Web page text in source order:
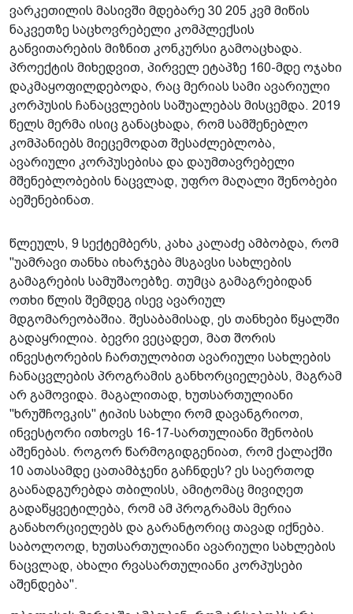
ვარკეთილის მასივში მდებარე 30 205 კვმ მიწის
ნაკვეთზე საცხოვრებელი კომპლექსის
განვითარების მიზნით კონკურსი გამოაცხადა.
პროექტის მიხედვით, პირველ ეტაპზე 160-მდე ოჯახი
დაკმაყოფილდებოდა, რაც მერიას სამი ავარიული
კორპუსის ჩანაცვლების საშუალებას მისცემდა. 2019
წელს მერმა ისიც განაცხადა, რომ სამშენებლო
კომპანიებს მიეცემოდათ შესაძლებლობა,
ავარიული კორპუსებისა და დაუმთავრებელი
მშენებლობების ნაცვლად, უფრო მაღალი შენობები
აეშენებინათ.
წლეულს, 9 სექტემბერს, კახა კალაძე ამბობდა, რომ
"უამრავი თანხა იხარჯება მსგავსი სახლების
გამაგრების სამუშაოებზე. თუმცა გამაგრებიდან
ოთხი წლის შემდეგ ისევ ავარიულ
მდგომარეობაშია. შესაბამისად, ეს თანხები წყალში
გადაყრილია. ბევრი ვეცადეთ, მათ შორის
ინვესტორების ჩართულობით ავარიული სახლების
ჩანაცვლების პროგრამის განხორციელებას, მაგრამ
არ გამოვიდა. მაგალითად, ხუთსართულიანი
"ხრუშჩოვკის" ტიპის სახლი რომ დავანგრიოთ,
ინვესტორი ითხოვს 16-17-სართულიანი შენობის
აშენებას. როგორ წარმოგიდგენიათ, რომ ქალაქში
10 ათასამდე ცათამბჯენი გაჩნდეს? ეს საერთოდ
გაანადგურებდა თბილისს, ამიტომაც მივიღეთ
გადაწყვეტილება, რომ ამ პროგრამას მერია
განახორციელებს და გარანტორიც თავად იქნება.
საბოლოოდ, ხუთსართულიანი ავარიული სახლების
ნაცვლად, ახალი რვასართულიანი კორპუსები
აშენდება".